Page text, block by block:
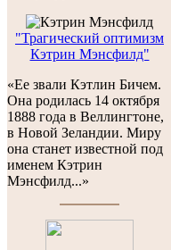
"Трагический оптимизм
Кэтрин Мэнсфилд"
«Ее звали Кэтлин Бичем.
Она родилась 14 октября
1888 года в Веллингтоне,
в Новой Зеландии. Миру
она станет известной под
именем Кэтрин
Мэнсфилд...»